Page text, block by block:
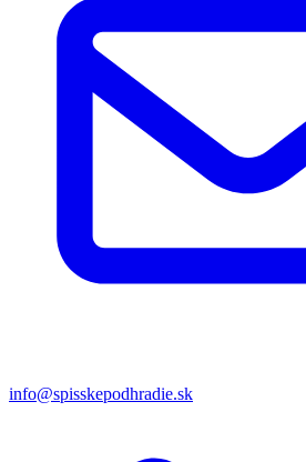
info@spisskepodhradie.sk